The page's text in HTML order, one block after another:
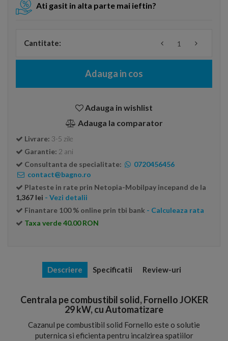
Ati gasit in alta parte mai ieftin?
Cantitate:
Adauga in cos
Adauga in wishlist
Adauga la comparator
Livrare: 3-5 zile
Garantie: 2 ani
Consultanta de specialitate:
0720456456
contact@bagno.ro
Plateste in rate prin Netopia-Mobilpay incepand de la
1,367 lei - Vezi detalii
Finantare 100 % online prin tbi bank - Calculeaza rata
Taxa verde 40.00 RON
Descriere Specificatii Review-uri
Centrala pe combustibil solid, Fornello JOKER
29 kW, cu Automatizare
Cazanul pe combustibil solid Fornello este o solutie
puternica si eficienta pentru incalzirea spatiilor